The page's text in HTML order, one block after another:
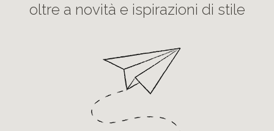
oltre a novità e ispirazioni di stile